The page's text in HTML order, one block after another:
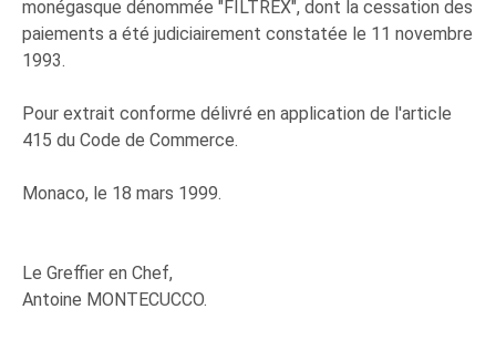
monégasque dénommée "FILTREX", dont la cessation des
paiements a été judiciairement constatée le 11 novembre
1993.
Pour extrait conforme délivré en application de l'article
415 du Code de Commerce.
Monaco, le 18 mars 1999.
Le Greffier en Chef,
Antoine MONTECUCCO.